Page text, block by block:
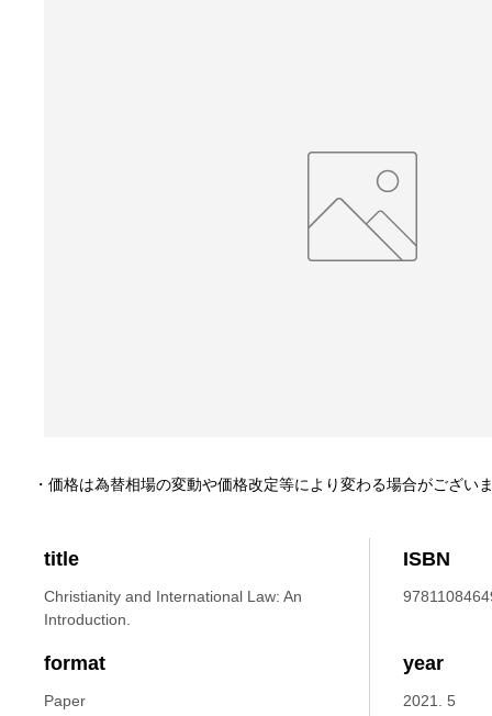
title
Christianity and International Law: An
Introduction.
ISBN
format
Paper
year
2021. 5
・価格は為替相場の変動や価格改定等により変わる場合がござい